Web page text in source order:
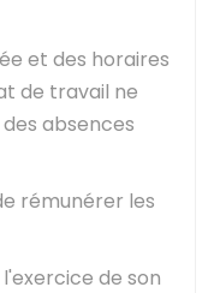
et des horaires
de travail ne
absences
rémunérer les
de son